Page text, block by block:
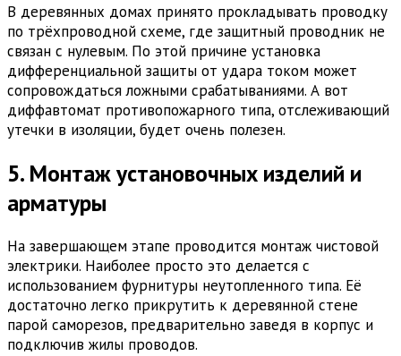
В деревянных домах принято прокладывать проводку
по трёхпроводной схеме, где защитный проводник не
связан с нулевым. По этой причине установка
дифференциальной защиты от удара током может
сопровождаться ложными срабатываниями. А вот
диффавтомат противопожарного типа, отслеживающий
утечки в изоляции, будет очень полезен.
5. Монтаж установочных изделий и
арматуры
На завершающем этапе проводится монтаж чистовой
электрики. Наиболее просто это делается с
использованием фурнитуры неутопленного типа. Её
достаточно легко прикрутить к деревянной стене
парой саморезов, предварительно заведя в корпус и
подключив жилы проводов.